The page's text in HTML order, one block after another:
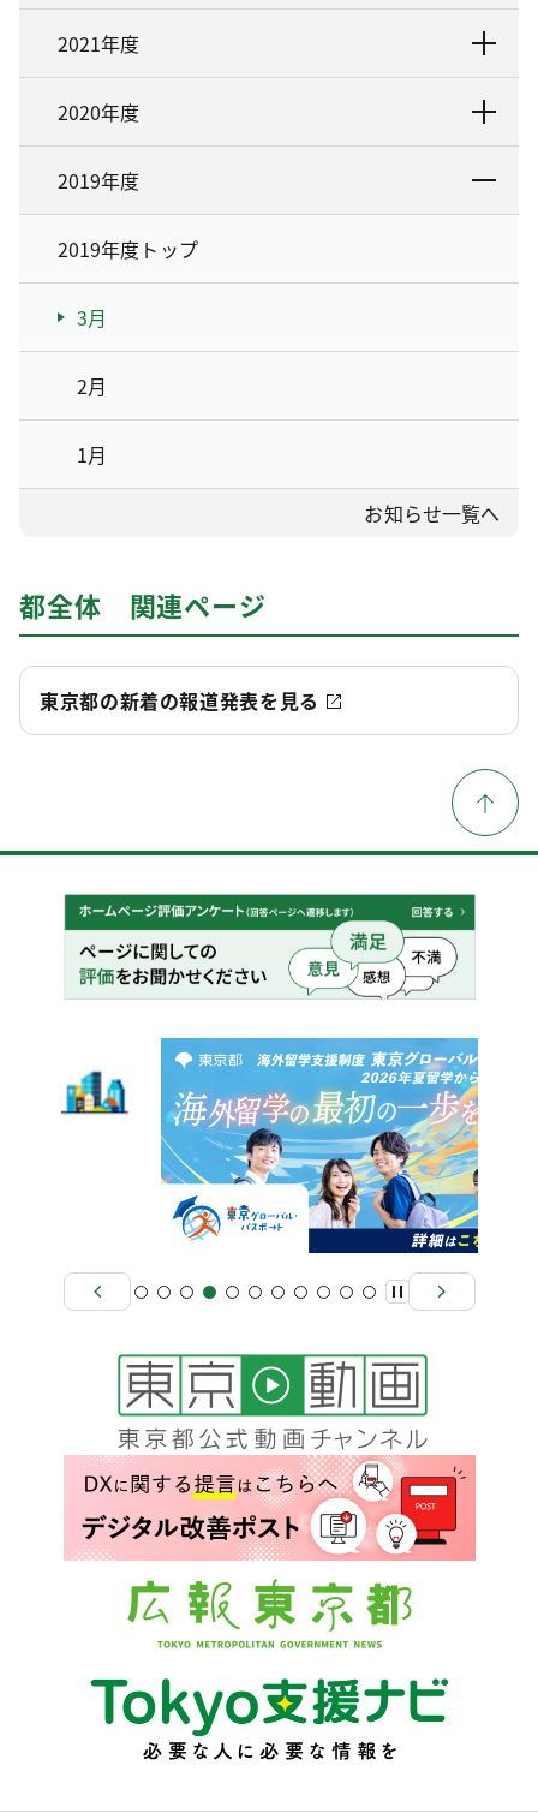
2021年度
2020年度
2019年度
2019年度トップ
3月
2月
1月
お知らせ一覧へ
都全体 関連ページ
東京都の新着の報道発表を見る